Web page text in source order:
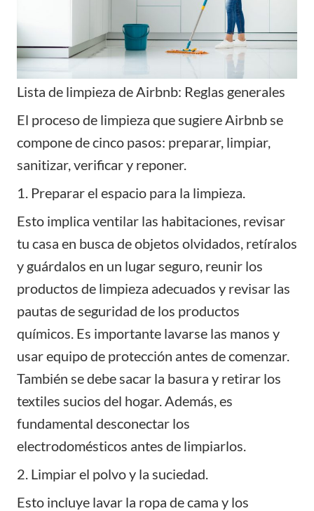
Lista de limpieza de Airbnb: Reglas generales
El proceso de limpieza que sugiere Airbnb se
compone de cinco pasos: preparar, limpiar,
sanitizar, verificar y reponer.
1. Preparar el espacio para la limpieza.
Esto implica ventilar las habitaciones, revisar
tu casa en busca de objetos olvidados, retíralos
y guárdalos en un lugar seguro, reunir los
productos de limpieza adecuados y revisar las
pautas de seguridad de los productos
químicos. Es importante lavarse las manos y
usar equipo de protección antes de comenzar.
También se debe sacar la basura y retirar los
textiles sucios del hogar. Además, es
fundamental desconectar los
electrodomésticos antes de limpiarlos.
2. Limpiar el polvo y la suciedad.
Esto incluye lavar la ropa de cama y los